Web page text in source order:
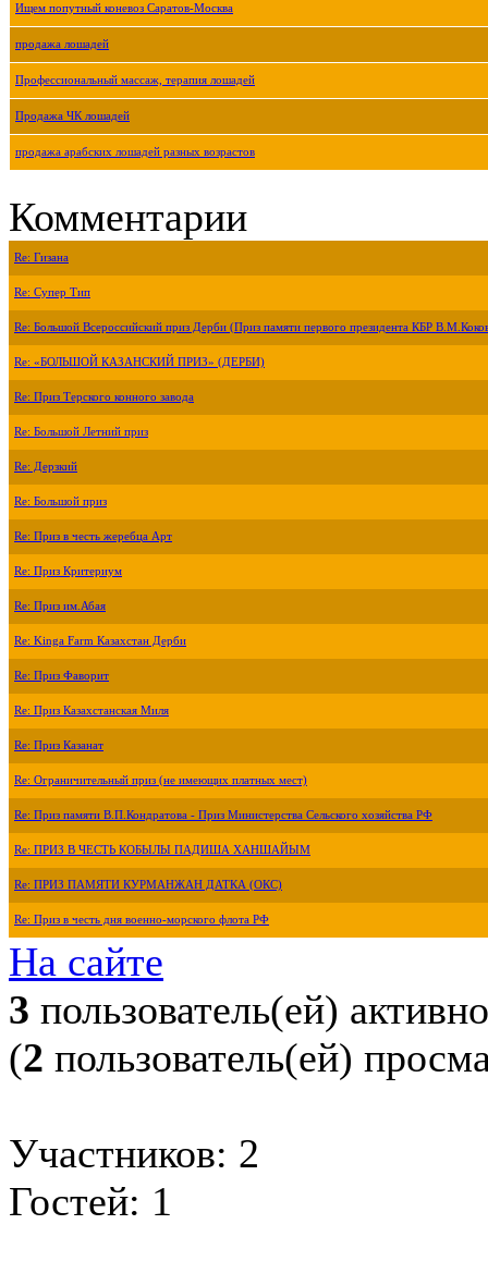
Ищем попутный коневоз Саратов-Москва
продажа лошадей
Профессиональный массаж, терапия лошадей
Продажа ЧК лошадей
продажа арабских лошадей разных возрастов
Комментарии
Re: Гизана
Re: Супер Тип
Re: Большой Всероссийский приз Дерби (Приз памяти первого президента КБР
Re: «БОЛЬШОЙ КАЗАНСКИЙ ПРИЗ» (ДЕРБИ)
Re: Приз Терского конного завода
Re: Большой Летний приз
Re: Дерзкий
Re: Большой приз
Re: Приз в честь жеребца Арт
Re: Приз Критериум
Re: Приз им.Абая
Re: Kinga Farm Казахстан Дерби
Re: Приз Фаворит
Re: Приз Казахстанская Миля
Re: Приз Казанат
Re: Ограничительный приз (не имеющих платных мест)
Re: Приз памяти В.П.Кондратова - Приз Министерства Сельского хозяйства РФ
Re: ПРИЗ В ЧЕСТЬ КОБЫЛЫ ПАДИША ХАНШАЙЫМ
Re: ПРИЗ ПАМЯТИ КУРМАНЖАН ДАТКА (ОКС)
Re: Приз в честь дня военно-морского флота РФ
На сайте
3 пользователь(ей) активно
(2 пользователь(ей)
Участников: 2
Гостей: 1